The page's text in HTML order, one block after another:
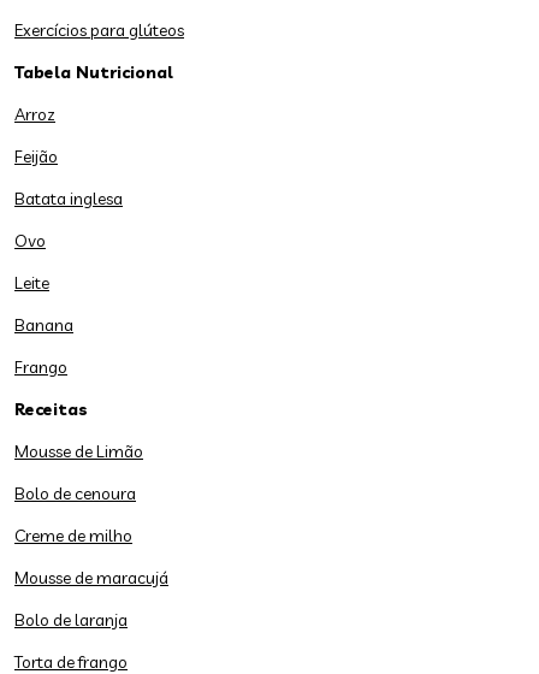
Exercícios para glúteos
Tabela Nutricional
Arroz
Feijão
Batata inglesa
Ovo
Leite
Banana
Frango
Receitas
Mousse de Limão
Bolo de cenoura
Creme de milho
Mousse de maracujá
Bolo de laranja
Torta de frango